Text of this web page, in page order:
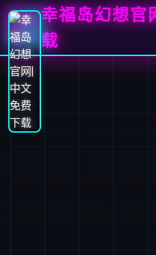
幸福岛幻想官
载